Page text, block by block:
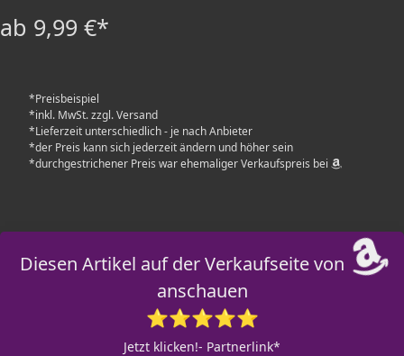
ab 9,99 €*
*Preisbeispiel
*inkl. MwSt. zzgl. Versand
*Lieferzeit unterschiedlich - je nach Anbieter
*der Preis kann sich jederzeit ändern und höher sein
*durchgestrichener Preis war ehemaliger Verkaufspreis bei
Diesen Artikel auf der Verkaufseite von
anschauen
⭐⭐⭐⭐⭐
Jetzt klicken!- Partnerlink*